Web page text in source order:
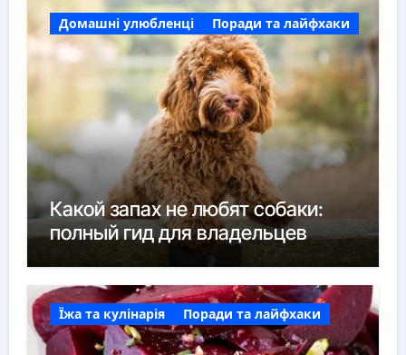
Домашні улюбленці Поради та лайфхаки
Какой запах не любят собаки:
полный гид для владельцев
Їжа та кулінарія Поради та лайфхаки